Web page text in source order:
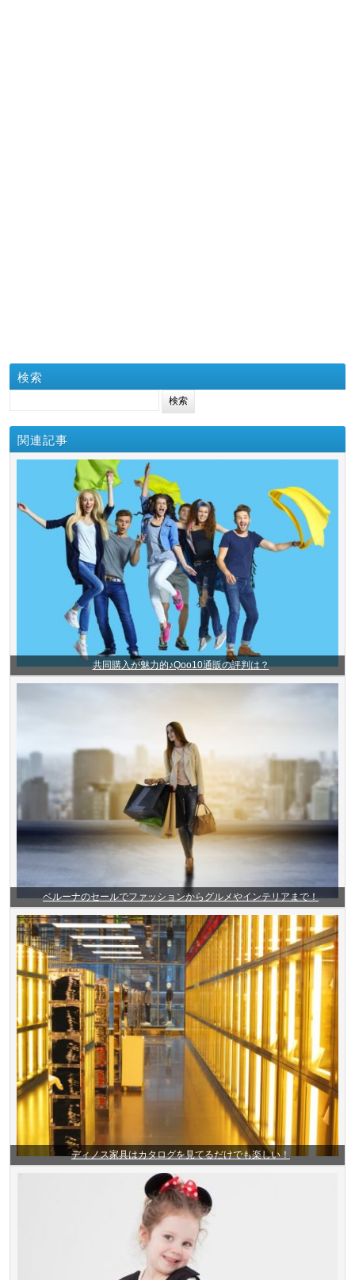
検索
関連記事
共同購入が魅力的♪Qoo10通販の評判は？
ベルーナのセールでファッションからグルメやインテリアまで！
ディノス家具はカタログを見てるだけでも楽しい！